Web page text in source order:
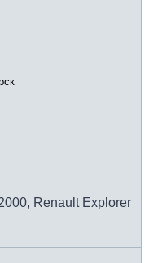
Renault Explorer